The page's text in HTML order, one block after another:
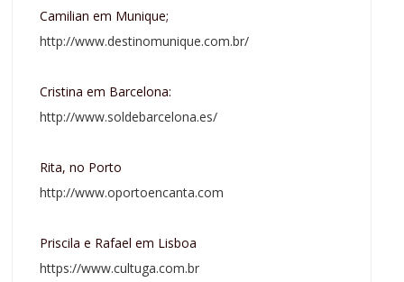
Camilian em Munique;
http://www.destinomunique.com.br/
Cristina em Barcelona:
http://www.soldebarcelona.es/
Rita, no Porto
http://www.oportoencanta.com
Priscila e Rafael em Lisboa
https://www.cultuga.com.br